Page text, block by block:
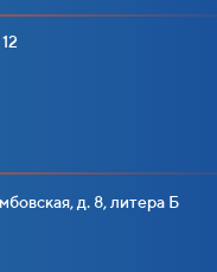
д. 8, литера Б